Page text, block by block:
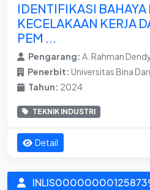
IDENTIFIKASI BAHAYA
KECELAKAAN KERJA
PEM ...
Pengarang: A. Rahman
Penerbit: Universitas Bina
Tahun: 2024
TEKNIK INDUSTRI
Detail